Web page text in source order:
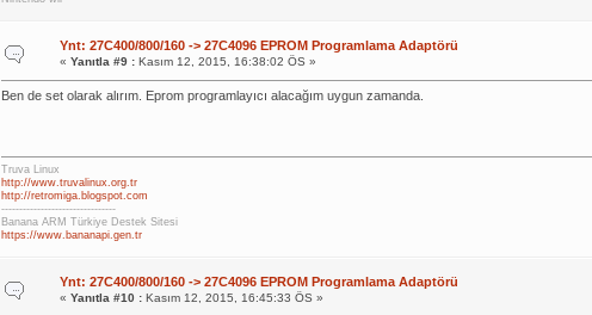
Ynt: 27C400/800/160 -> 27C4096 EPROM Programlama Adaptörü
« Yanıtla #9 :Kasım 12, 2015, 16:38:02 ÖS »
Ben de set olarak alırım. Eprom programlayıcı alacağım uygun zamanda.
Truva Linux
http://www.truvalinux.org.tr
http://retromiga.blogspot.com
--------------------------------
Banana ARM Türkiye Destek Sitesi
https://www.bananapi.gen.tr
Ynt: 27C400/800/160 -> 27C4096 EPROM Programlama Adaptörü
« Yanıtla #10 :Kasım 12, 2015, 16:45:33 ÖS »